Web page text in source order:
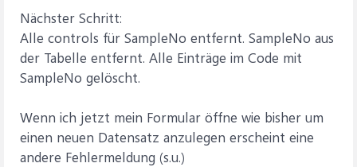
Nächster Schritt:
Alle controls für SampleNo entfernt. SampleNo aus
der Tabelle entfernt. Alle Einträge im Code mit
SampleNo gelöscht.
Wenn ich jetzt mein Formular öffne wie bisher um
einen neuen Datensatz anzulegen erscheint eine
andere Fehlermeldung (s.u.)